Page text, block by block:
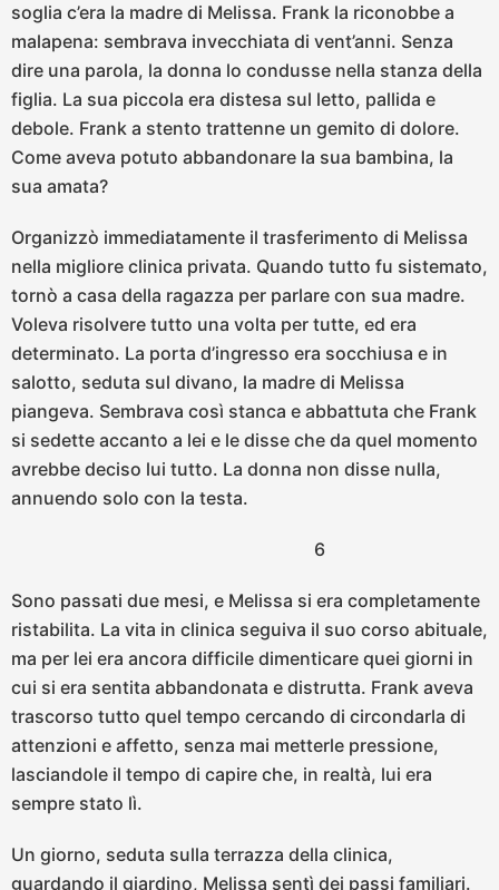
soglia c’era la madre di Melissa. Frank la riconobbe a
malapena: sembrava invecchiata di vent’anni. Senza
dire una parola, la donna lo condusse nella stanza della
figlia. La sua piccola era distesa sul letto, pallida e
debole. Frank a stento trattenne un gemito di dolore.
Come aveva potuto abbandonare la sua bambina, la
sua amata?
Organizzò immediatamente il trasferimento di Melissa
nella migliore clinica privata. Quando tutto fu sistemato,
tornò a casa della ragazza per parlare con sua madre.
Voleva risolvere tutto una volta per tutte, ed era
determinato. La porta d’ingresso era socchiusa e in
salotto, seduta sul divano, la madre di Melissa
piangeva. Sembrava così stanca e abbattuta che Frank
si sedette accanto a lei e le disse che da quel momento
avrebbe deciso lui tutto. La donna non disse nulla,
annuendo solo con la testa.
6
Sono passati due mesi, e Melissa si era completamente
ristabilita. La vita in clinica seguiva il suo corso abituale,
ma per lei era ancora difficile dimenticare quei giorni in
cui si era sentita abbandonata e distrutta. Frank aveva
trascorso tutto quel tempo cercando di circondarla di
attenzioni e affetto, senza mai metterle pressione,
lasciandole il tempo di capire che, in realtà, lui era
sempre stato lì.
Un giorno, seduta sulla terrazza della clinica,
guardando il giardino, Melissa sentì dei passi familiari.